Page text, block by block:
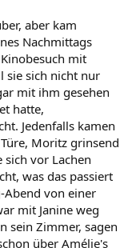
aber kam
Nachmittags
mit
sie sich nicht nur
mit ihm gesehen
hatte,
Jedenfalls kamen
Moritz grinsend
vor Lachen
was das passiert
Abend von einer
mit Janine weg
sein Zimmer, sagen
über Amélie's